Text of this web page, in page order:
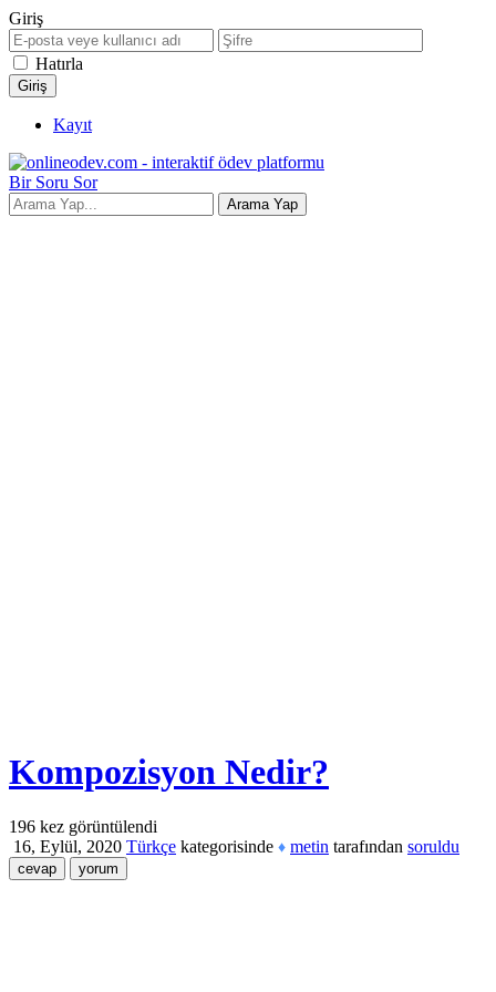
Giriş
Hatırla
Kayıt
Bir Soru Sor
Kompozisyon Nedir?
196 kez görüntülendi
16, Eylül, 2020 Türkçe kategorisinde ♦ metin tarafından soruldu